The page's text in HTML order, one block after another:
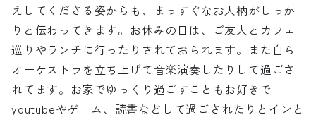
えしてくださる姿からも、まっすぐなお人柄がしっか
りと伝わってきます。お休みの日は、ご友人とカフェ
巡りやランチに行ったりされておられます。また自ら
オーケストラを立ち上げて音楽演奏したりして過ごさ
れてます。お家でゆっくり過ごすこともお好きで
youtubeやゲーム、読書などして過ごされたりとインと